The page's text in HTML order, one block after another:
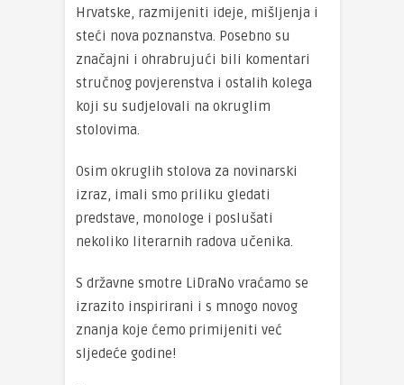
Hrvatske, razmijeniti ideje, mišljenja i
steći nova poznanstva. Posebno su
značajni i ohrabrujući bili komentari
stručnog povjerenstva i ostalih kolega
koji su sudjelovali na okruglim
stolovima.
Osim okruglih stolova za novinarski
izraz, imali smo priliku gledati
predstave, monologe i poslušati
nekoliko literarnih radova učenika.
S državne smotre LiDraNo vraćamo se
izrazito inspirirani i s mnogo novog
znanja koje ćemo primijeniti već
sljedeće godine!